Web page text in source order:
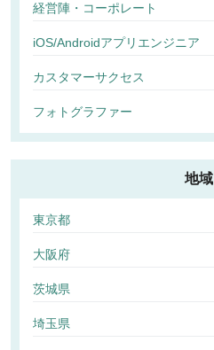
経営陣・コーポレート
iOS/Androidアプリエンジニア
カスタマーサクセス
フォトグラファー
地域
東京都
大阪府
茨城県
埼玉県